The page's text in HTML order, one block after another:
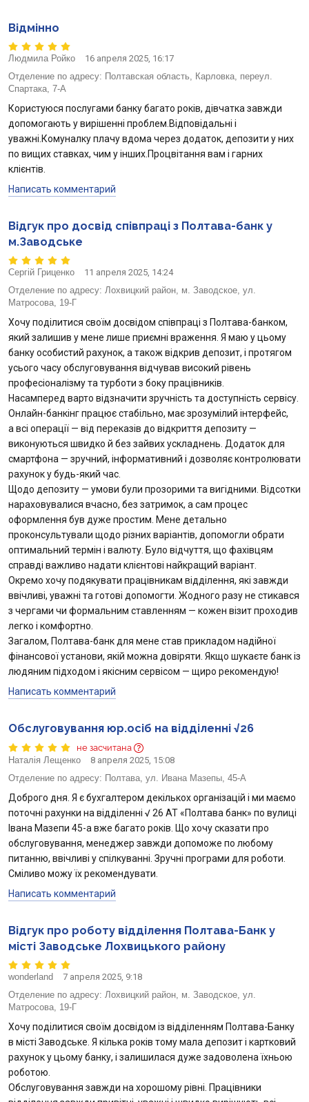
Відмінно
Людмила Ройко
16 апреля 2025, 16:17
Отделение по адресу: Полтавская область, Карловка, переул.
Спартака, 7-А
Користуюся послугами банку багато років, дівчатка завжди
допомогають у вирішенні проблем.Відповідальні і
уважні.Комуналку плачу вдома через додаток, депозити у них
по вищих ставках, чим у інших.Процвітання вам і гарних
клієнтів.
Написать комментарий
Відгук про досвід співпраці з Полтава-банк у
м.Заводське
Сергій Гриценко
11 апреля 2025, 14:24
Отделение по адресу: Лохвицкий район, м. Заводское, ул.
Матросова, 19-Г
Хочу поділитися своїм досвідом співпраці з Полтава-банком,
який залишив у мене лише приємні враження. Я маю у цьому
банку особистий рахунок, а також відкрив депозит, і протягом
усього часу обслуговування відчував високий рівень
професіоналізму та турботи з боку працівників.
Насамперед варто відзначити зручність та доступність сервісу.
Онлайн-банкінг працює стабільно, має зрозумілий інтерфейс,
а всі операції — від переказів до відкриття депозиту —
виконуються швидко й без зайвих ускладнень. Додаток для
смартфона — зручний, інформативний і дозволяє контролювати
рахунок у будь-який час.
Щодо депозиту — умови були прозорими та вигідними. Відсотки
нараховувалися вчасно, без затримок, а сам процес
оформлення був дуже простим. Мене детально
проконсультували щодо різних варіантів, допомогли обрати
оптимальний термін і валюту. Було відчуття, що фахівцям
справді важливо надати клієнтові найкращий варіант.
Окремо хочу подякувати працівникам відділення, які завжди
ввічливі, уважні та готові допомогти. Жодного разу не стикався
з чергами чи формальним ставленням — кожен візит проходив
легко і комфортно.
Загалом, Полтава-банк для мене став прикладом надійної
фінансової установи, якій можна довіряти. Якщо шукаєте банк із
людяним підходом і якісним сервісом — щиро рекомендую!
Написать комментарий
Обслуговування юр.осіб на відділенні √26
не засчитана
Наталія Лещенко
8 апреля 2025, 15:08
Отделение по адресу: Полтава, ул. Ивана Мазепы, 45-А
Доброго дня. Я є бухгалтером декількох організацій і ми маємо
поточні рахунки на відділенні √ 26 АТ «Полтава банк» по вулиці
Івана Мазепи 45-а вже багато років. Що хочу сказати про
обслуговування, менеджер завжди допоможе по любому
питанню, ввічливі у спілкуванні. Зручні програми для роботи.
Сміливо можу їх рекомендувати.
Написать комментарий
Відгук про роботу відділення Полтава-Банк у
місті Заводське Лохвицького району
wonderland
7 апреля 2025, 9:18
Отделение по адресу: Лохвицкий район, м. Заводское, ул.
Матросова, 19-Г
Хочу поділитися своїм досвідом із відділенням Полтава-Банку
в місті Заводське. Я кілька років тому мала депозит і картковий
рахунок у цьому банку, і залишилася дуже задоволена їхньою
роботою.
Обслуговування завжди на хорошому рівні. Працівники